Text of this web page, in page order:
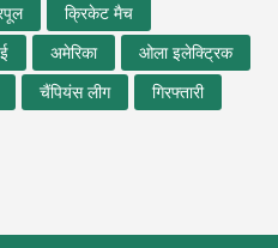
क्रिकेट मैच
अमेरिका
ओला इलेक्ट्रिक
चैंपियंस लीग
गिरफ्तारी